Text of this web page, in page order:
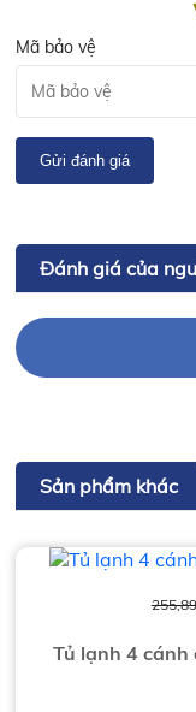
Mã bảo vệ
Gửi đánh giá
Đánh giá của
Sản phẩm khác
Tủ lạnh 4